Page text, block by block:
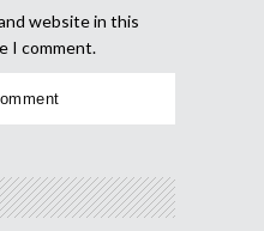
website in this
I comment.